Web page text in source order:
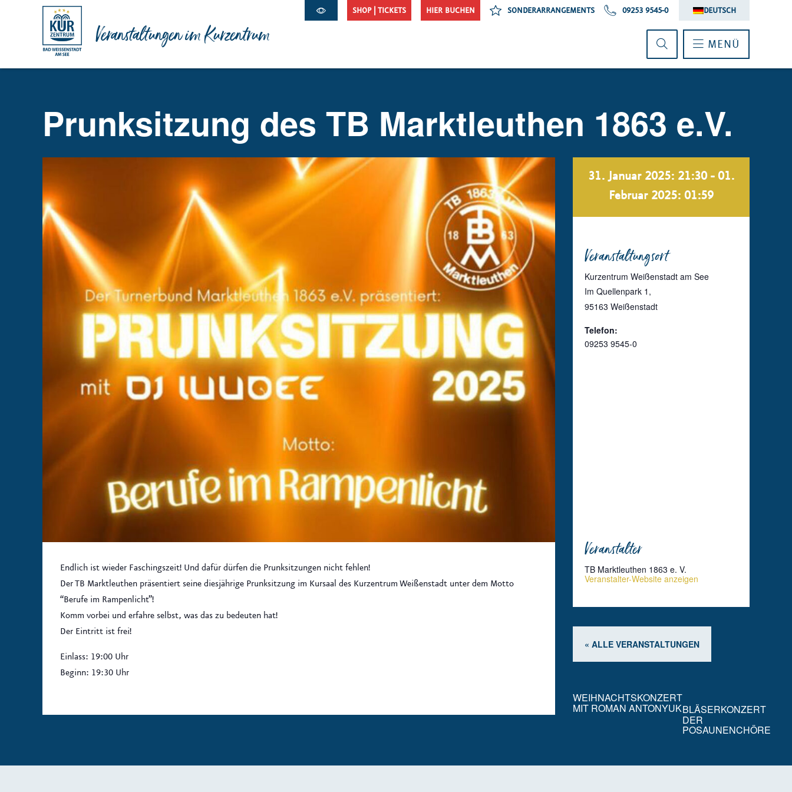
SHOP | TICKETS HIER BUCHEN SONDERARRANGEMENTS 09253 9545-0 DEUTSCH
Veranstaltungen im Kurzentrum MENÜ
Prunksitzung des TB Marktleuthen 1863 e.V.
Endlich ist wieder Faschingszeit! Und dafür dürfen die Prunksitzungen nicht fehlen!
Der TB Marktleuthen präsentiert seine diesjährige Prunksitzung im Kursaal des Kurzentrum Weißenstadt unter dem Motto
“Berufe im Rampenlicht”!
Komm vorbei und erfahre selbst, was das zu bedeuten hat!
Der Eintritt ist frei!
Einlass: 19:00 Uhr
Beginn: 19:30 Uhr
31. Januar 2025: 21:30- 01.
Februar 2025: 01:59
Veranstaltungsort
Kurzentrum Weißenstadt am See
Im Quellenpark 1 ,
95163 Weißenstadt
Telefon:
09253 9545-0
Veranstalter
TB Marktleuthen 1863 e. V.
Veranstalter-Website anzeigen
« ALLE VERANSTALTUNGEN
WEIHNACHTSKONZERT
MIT ROMAN ANTONYUKBLÄSERKONZERT
DER
POSAUNENCHÖRE